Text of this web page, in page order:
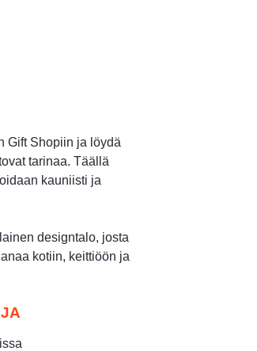
Gift Shopiin ja löydä
tarinaa. Täällä
kauniisti ja
designtalo, josta
kotiin, keittiöön ja